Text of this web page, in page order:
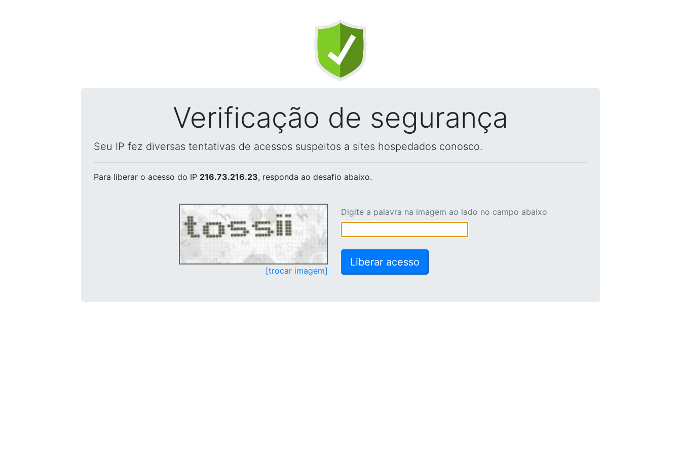
Verificação de segurança
Seu IP fez diversas tentativas de acessos suspeitos a sites hospedados conosco.
Para liberar o acesso do IP 216.73.216.23, responda ao desafio abaixo.
[trocar imagem]
Digite a palavra na imagem ao lado no campo abaixo